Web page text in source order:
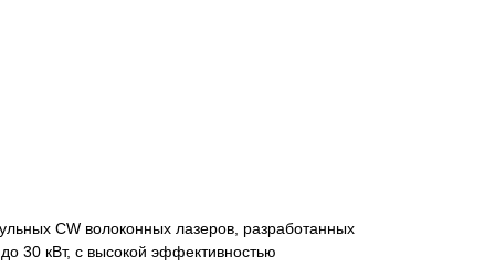
CW волоконных лазеров, разработанных
30 кВт, с высокой эффективностью